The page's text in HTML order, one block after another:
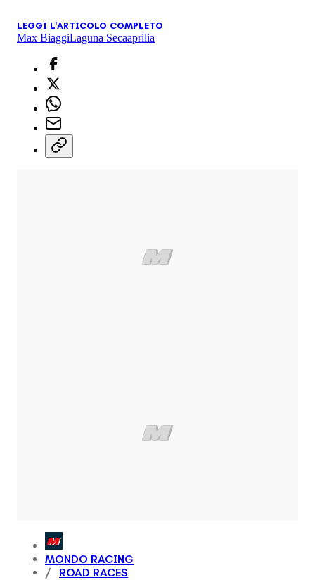
LEGGI L'ARTICOLO COMPLETO
Max BiaggiLaguna Secaaprilia
MONDO RACING
ROAD RACES